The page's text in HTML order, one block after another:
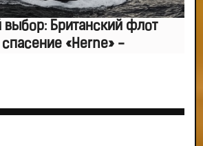
Британский флот
«Herne» -